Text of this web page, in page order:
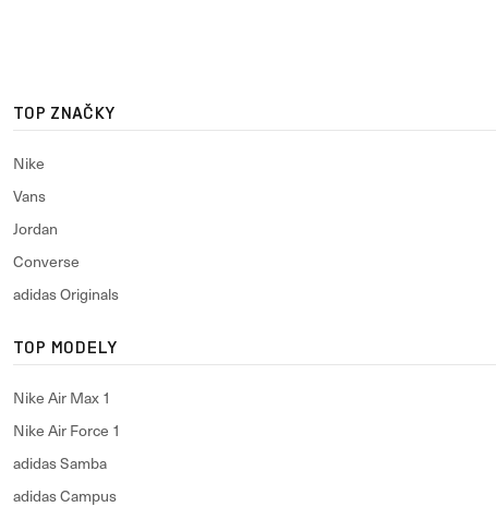
TOP ZNAČKY
Nike
Vans
Jordan
Converse
adidas Originals
TOP MODELY
Nike Air Max 1
Nike Air Force 1
adidas Samba
adidas Campus